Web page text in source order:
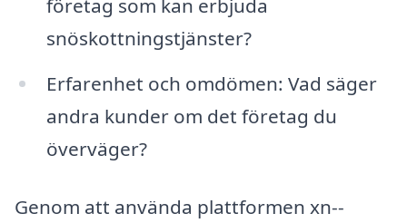
företag som kan erbjuda
snöskottningstjänster?
Erfarenhet och omdömen: Vad säger
andra kunder om det företag du
överväger?
Genom att använda plattformen xn--